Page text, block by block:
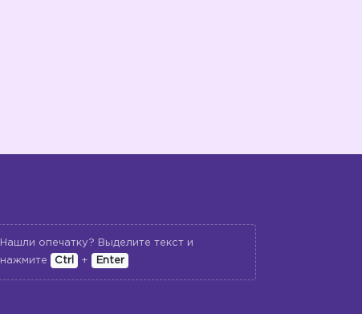
Нашли опечатку? Выделите текст и
нажмите
Ctrl + Enter